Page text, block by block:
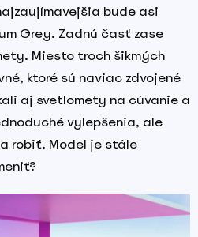
bude asi
Grey. Zadnú časť zase
Miesto troch šikmých
ktoré sú naviac zdvojené
aj svetlomety na cúvanie a
vylepšenia, ale
robiť. Model je stále